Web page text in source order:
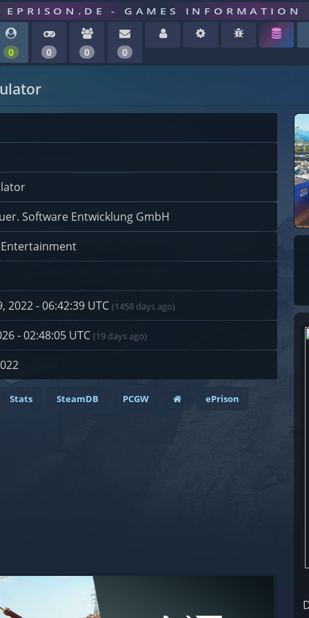
EPRISON.DE - GAMES INFORMATION
0 0 0 0
Software Entwicklung GmbH
2022 - 06:42:39 UTC (1458 days ago)
- 02:48:05 UTC (19 days ago)
Stats SteamDB PCGW ePrison